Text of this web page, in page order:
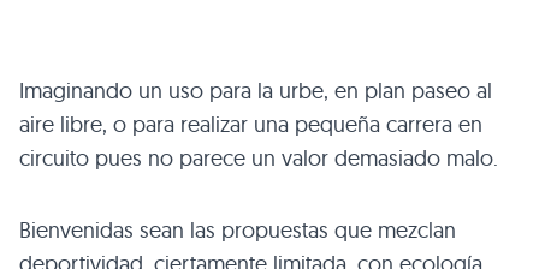
Imaginando un uso para la urbe, en plan paseo al
aire libre, o para realizar una pequeña carrera en
circuito pues no parece un valor demasiado malo.
Bienvenidas sean las propuestas que mezclan
deportividad, ciertamente limitada, con ecología.